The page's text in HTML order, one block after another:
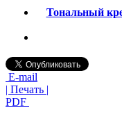
Тональный
E-mail
| Печать |
PDF